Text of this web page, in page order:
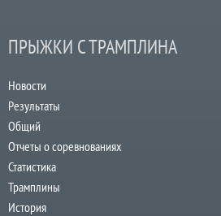
ПРЫЖКИ С ТРАМПЛИНА
Новости
Результаты
Общий
Отчеты о соревнованиях
Статистика
Трамплины
История